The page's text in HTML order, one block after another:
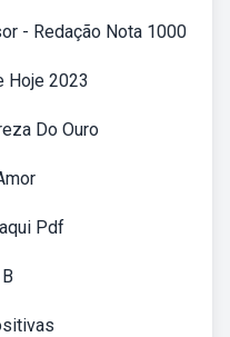
- Redação Nota 1000
Hoje 2023
Do Ouro
Pdf